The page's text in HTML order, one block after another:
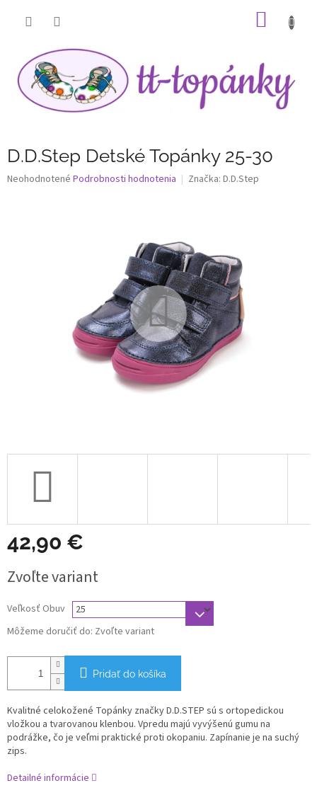
D.D.Step Detské Topánky 25-30
Priemerné
Neohodnotené Podrobnosti hodnotenia Značka: D.D.Step
42,90 €
cena:
Zvoľte variant
Veľkosť Obuv
Môžeme doručiť do: Zvoľte variant
Pridať do košíka
Kvalitné celokožené Topánky značky D.D.STEP sú s ortopedickou
vložkou a tvarovanou klenbou. Vpredu majú vyvýšenú gumu na
podrážke, čo je veľmi praktické proti okopaniu. Zapínanie je na suchý
zips.
Detailné informácie